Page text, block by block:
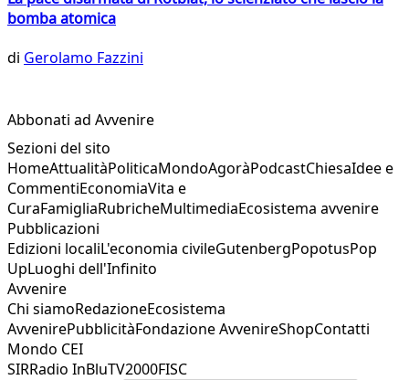
bomba atomica
di Gerolamo Fazzini
Abbonati ad Avvenire
Sezioni del sito
HomeAttualitàPoliticaMondoAgoràPodcastChiesaIdee e
CommentiEconomiaVita e
CuraFamigliaRubricheMultimediaEcosistema avvenire
Pubblicazioni
Edizioni localiL'economia civileGutenbergPopotusPop
UpLuoghi dell'Infinito
Avvenire
Chi siamoRedazioneEcosistema
AvvenirePubblicitàFondazione AvvenireShopContatti
Mondo CEI
SIRRadio InBluTV2000FISC